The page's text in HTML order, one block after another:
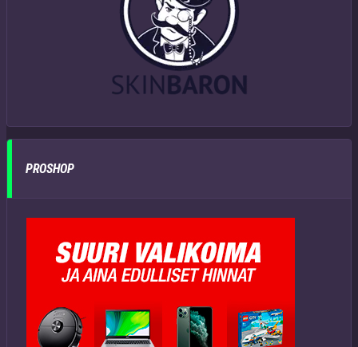
PROSHOP